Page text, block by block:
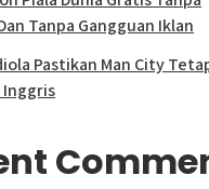
Tanpa Gangguan Iklan
Pastikan Man City
Inggris